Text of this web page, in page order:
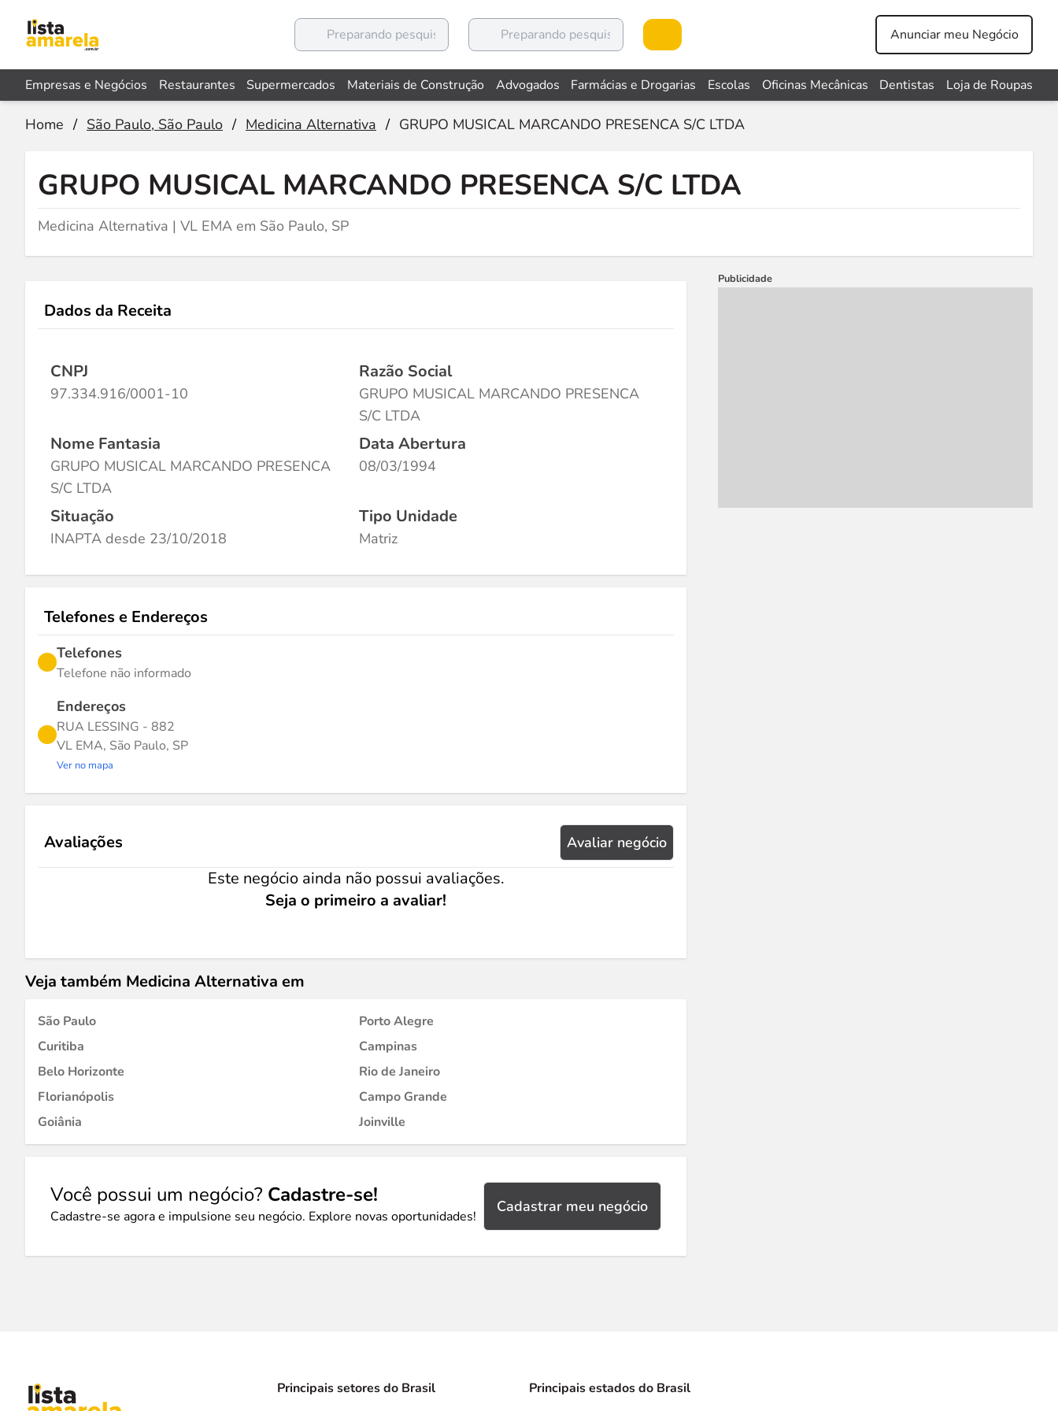
Anunciar meu Negócio
Empresas e Negócios Restaurantes Supermercados Materiais de Construção Advogados Farmácias e Drogarias Escolas Oficinas Mecânicas Dentistas Loja de Roupas
Home / São Paulo, São Paulo / Medicina Alternativa / GRUPO MUSICAL MARCANDO PRESENCA S/C LTDA
GRUPO MUSICAL MARCANDO PRESENCA S/C LTDA
Medicina Alternativa | VL EMA em São Paulo, SP
Dados da Receita
CNPJ
97.334.916/0001-10
Razão Social
GRUPO MUSICAL MARCANDO PRESENCA
S/C LTDA
Nome Fantasia
GRUPO MUSICAL MARCANDO PRESENCA
S/C LTDA
Data Abertura
08/03/1994
Situação
INAPTA desde 23/10/2018
Tipo Unidade
Matriz
Telefones e Endereços
Telefones
Telefone não informado
Endereços
RUA LESSING - 882
VL EMA, São Paulo, SP
Ver no mapa
Avaliações Avaliar negócio
Este negócio ainda não possui avaliações.
Seja o primeiro a avaliar!
Veja também Medicina Alternativa em
São Paulo
Porto Alegre
Curitiba
Campinas
Belo Horizonte
Rio de Janeiro
Florianópolis
Campo Grande
Goiânia
Joinville
Você possui um negócio? Cadastre-se!
Cadastre-se agora e impulsione seu negócio. Explore novas oportunidades!
Cadastrar meu negócio
Publicidade
Principais setores do Brasil Principais estados do Brasil